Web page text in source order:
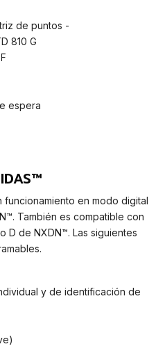
de puntos -
810 G
espera
funcionamiento en modo digital
También es compatible con
D de NXDN™. Las siguientes
y de identificación de